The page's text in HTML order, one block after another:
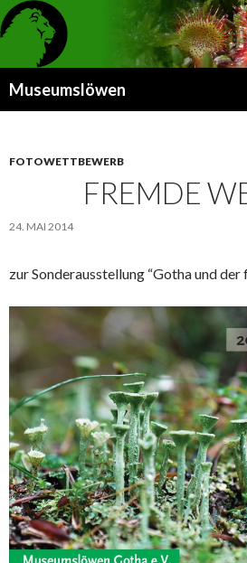
Museumslöwen
FOTOWETTBEWERB
FREMDE
24. MAI 2014
zur Sonderausstellung “Gotha und der